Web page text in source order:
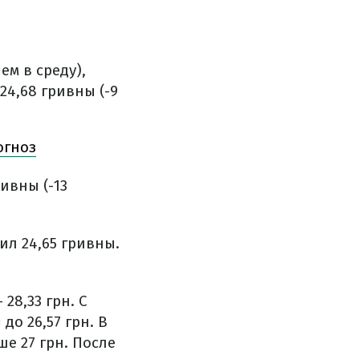
в среду),
гривны (-9
(-13
24,65 гривны.
грн. С
26,57 грн. В
27 грн. После